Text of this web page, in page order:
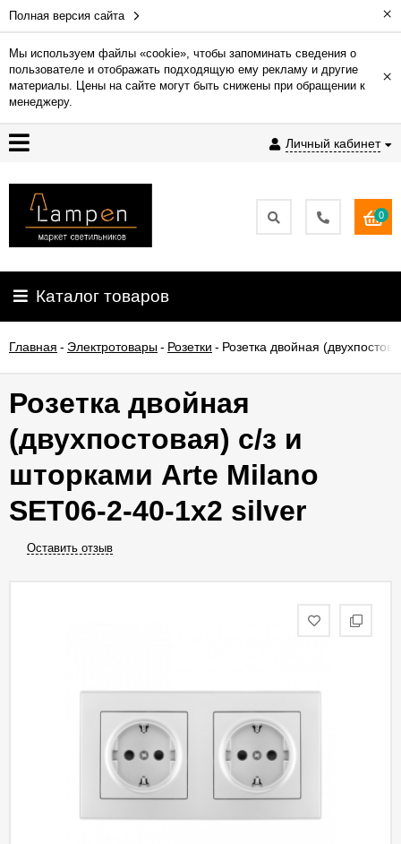
Полная версия сайта ×
Мы используем файлы «cookie», чтобы запоминать сведения о
пользователе и отображать подходящую ему рекламу и другие
материалы. Цены на сайте могут быть снижены при обращении к
менеджеру.
×
Личный кабинет
Гарантия
Доставка
и
Контакты
освещения
О
0
Каталог товаров
Главная - Электротовары- Розетки - Розетка двойная
Розетка двойная
(двухпостовая) с/з и
шторками Arte Milano
SET06-2-40-1x2 silver
Оставить отзыв